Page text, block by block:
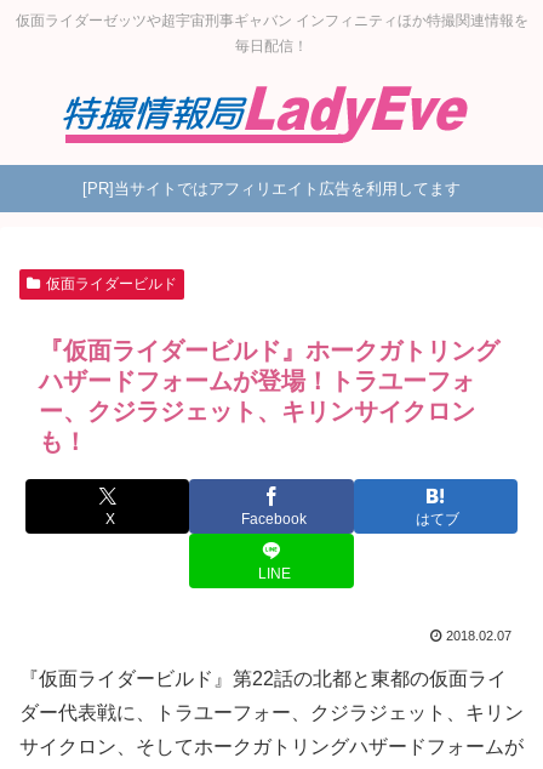
仮面ライダーゼッツや超宇宙刑事ギャバン インフィニティほか特撮関連情報を
毎日配信！
[PR]当サイトではアフィリエイト広告を利用してます
仮面ライダービルド
『仮面ライダービルド』ホークガトリング
ハザードフォームが登場！トラユーフォ
ー、クジラジェット、キリンサイクロン
も！
X Facebook はてブ
LINE
2018.02.07
『仮面ライダービルド』第22話の北都と東都の仮面ライ
ダー代表戦に、トラユーフォー、クジラジェット、キリン
サイクロン、そしてホークガトリングハザードフォームが